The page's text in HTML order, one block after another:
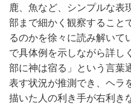
鹿、魚など、シンプルな表
部まで細かく観察すること
るのかを徐々に読み解いて
で具体例を示しながら詳し
部に神は宿る」という言葉
表す状況が推測でき、ヘラ
描いた人の利き手が右利き